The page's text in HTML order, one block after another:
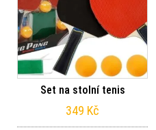
Set na stolní tenis
349 Kč